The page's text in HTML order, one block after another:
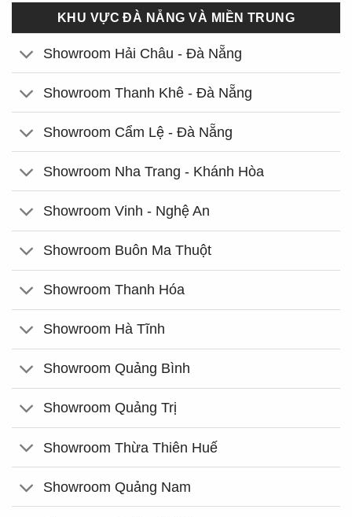
KHU VỰC ĐÀ NẴNG VÀ MIỀN TRUNG
Showroom Hải Châu - Đà Nẵng
Showroom Thanh Khê - Đà Nẵng
Showroom Cẩm Lệ - Đà Nẵng
Showroom Nha Trang - Khánh Hòa
Showroom Vinh - Nghệ An
Showroom Buôn Ma Thuột
Showroom Thanh Hóa
Showroom Hà Tĩnh
Showroom Quảng Bình
Showroom Quảng Trị
Showroom Thừa Thiên Huế
Showroom Quảng Nam